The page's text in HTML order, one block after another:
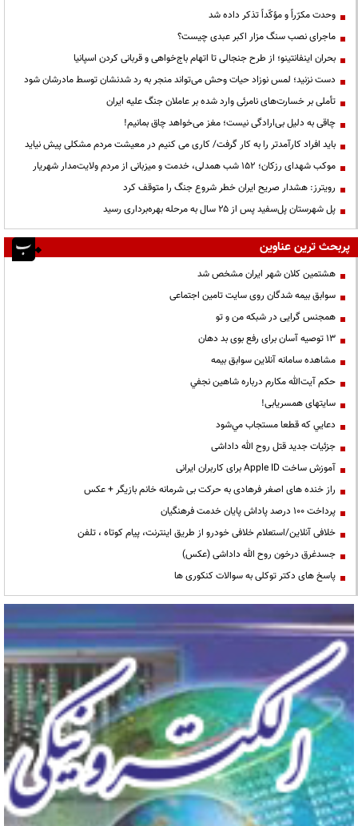
وحدت مکرّراً و مؤکّداً تذکر داده شد
ماجرای نصب سنگ مزار اکبر عبدی چیست؟
بحران اینفانتینو؛ از طرح جنجالی تا اتهام باج‌خواهی و قربانی کردن اسپانیا
دست نزنید؛ لمس نوزاد حیات وحش می‌تواند منجر به رد شدنشان توسط مادرشان شود
تأملی بر خسارت‌های نامرئی وارد شده بر عاملان جنگ علیه ایران
چاقی به دلیل بی‌ارادگی نیست؛ مغز می‌خواهد چاق بمانیم!
باید افراد کارآمدتر را به کار گرفت/ کاری می کنیم در معیشت مردم مشکلی پیش نیاید
موکب شهدای رزکان؛ ۱۵۲ شب همدلی، خدمت و میزبانی از مردم ولایت‌مدار شهریار
رویترز: هشدار صریح ایران خطر شروع جنگ را متوقف کرد
پل شهرستان پل‌سفید پس از ۲۵ سال به مرحله بهره‌برداری رسید
پربحث ترین عناوین
هشتمین کلان شهر ایران مشخص شد
سوابق بیمه شدگان روی سایت تامین اجتماعی
همجنس گرایی در شبکه من و تو
13 توصیه آسان برای رفع بوی بد دهان
مشاهده سامانه آنلاين سوابق بیمه
حكم آيت‌الله مكارم درباره شاهين نجفي
سایتهای همسریابی!
دعايي كه قطعا مستجاب مي‌شود
جزئیات جدید قتل روح الله داداشی
آموزش ساخت Apple ID برای کاربران ایرانی
راز خنده های اصغر فرهادی به حرکت بی شرمانه خانم بازیگر + عکس
پرداخت ۱۰۰ درصد پاداش پایان خدمت فرهنگیان
خلافی آنلاین/استعلام خلافی خودرو از طریق اینترنت، پیام کوتاه ، تلفن
جسدغرق درخون روح الله داداشی (عکس)
پاسخ های دکتر توکلی به سوالات کنکوری ها